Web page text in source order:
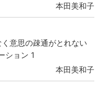
本田美和子
意思の疎通がとれない
ション 1
本田美和子